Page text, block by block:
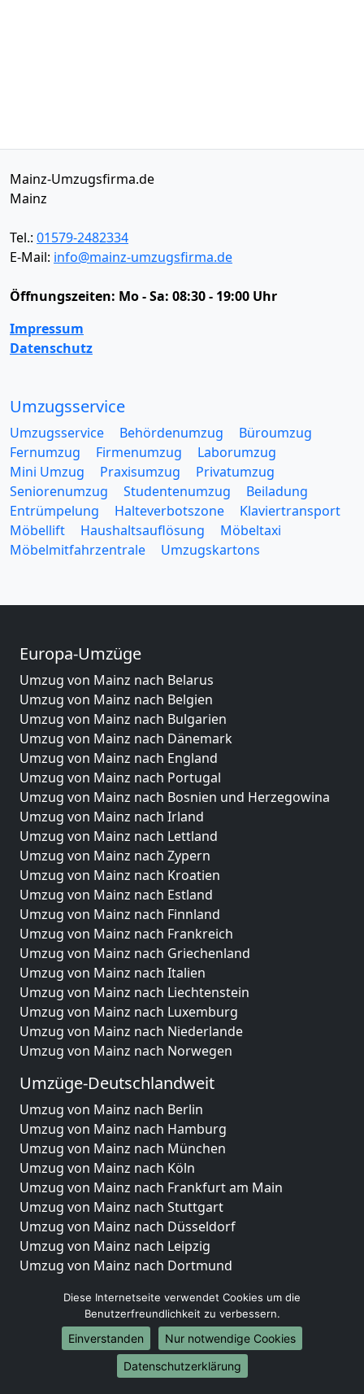
Mainz-Umzugsfirma.de
Mainz
Tel.: 01579-2482334
E-Mail: info@mainz-umzugsfirma.de
Öffnungszeiten: Mo - Sa: 08:30 - 19:00 Uhr
Impressum
Datenschutz
Umzugsservice
Umzugsservice Behördenumzug
Büroumzug
Fernumzug
Firmenumzug
Laborumzug
Mini Umzug
Praxisumzug
Privatumzug
Seniorenumzug
Studentenumzug
Beiladung
Entrümpelung
Halteverbotszone
Klaviertransport
Möbellift
Haushaltsauflösung
Möbeltaxi
Möbelmitfahrzentrale
Umzugskartons
Europa-Umzüge
Umzug von Mainz nach Belarus
Umzug von Mainz nach Belgien
Umzug von Mainz nach Bulgarien
Umzug von Mainz nach Dänemark
Umzug von Mainz nach England
Umzug von Mainz nach Portugal
Umzug von Mainz nach Bosnien und Herzegowina
Umzug von Mainz nach Irland
Umzug von Mainz nach Lettland
Umzug von Mainz nach Zypern
Umzug von Mainz nach Kroatien
Umzug von Mainz nach Estland
Umzug von Mainz nach Finnland
Umzug von Mainz nach Frankreich
Umzug von Mainz nach Griechenland
Umzug von Mainz nach Italien
Umzug von Mainz nach Liechtenstein
Umzug von Mainz nach Luxemburg
Umzug von Mainz nach Niederlande
Umzug von Mainz nach Norwegen
Umzüge-Deutschlandweit
Umzug von Mainz nach Berlin
Umzug von Mainz nach Hamburg
Umzug von Mainz nach München
Umzug von Mainz nach Köln
Umzug von Mainz nach Frankfurt am Main
Umzug von Mainz nach Stuttgart
Umzug von Mainz nach Düsseldorf
Umzug von Mainz nach Leipzig
Umzug von Mainz nach Dortmund
Umzug von Mainz nach Bremen
Umzug von Mainz nach Dresden
Umzug von Mainz nach Hannover
Umzug von Mainz nach Nürnberg
Umzug von Mainz nach Duisburg
Diese Internetseite verwendet Cookies um die
Benutzerfreundlichkeit zu verbessern.
Einverstanden
Nur notwendige Cookies
Datenschutzerklärung